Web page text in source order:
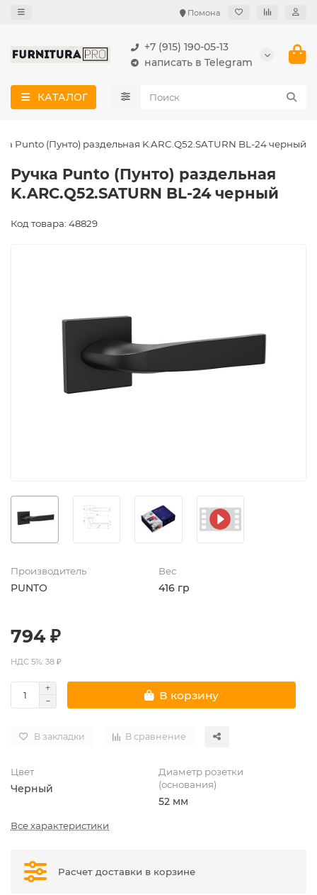
Помона
+7 (915) 190-05-13
написать в Telegram
КАТАЛОГ
Punto (Пунто) раздельная K.ARC.Q52.SATURN BL-24 черный
Ручка Punto (Пунто) раздельная
K.ARC.Q52.SATURN BL-24 черный
Код товара: 48829
Производитель
PUNTO
Вес
416 гр
794 ₽
НДС 5%: 38 ₽
В корзину
В закладки В сравнение
Цвет
Черный
Диаметр розетки
(основания)
52 мм
Все характеристики
Расчет доставки в корзине